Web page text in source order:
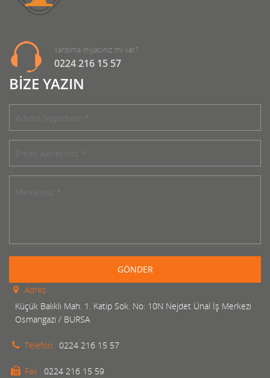
Yardıma ihiyacınız mı var?
0224 216 15 57
BİZE YAZIN
GÖNDER
Adres :
Küçük Balıklı Mah. 1. Katip Sok. No: 10N Nejdet Ünal İş Merkezi
Osmangazi / BURSA
Telefon : 0224 216 15 57
Fax : 0224 216 15 59